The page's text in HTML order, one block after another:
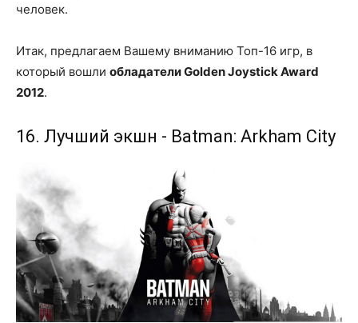
человек.
Итак, предлагаем Вашему вниманию Топ-16 игр, в
который вошли обладатели Golden Joystick Award
2012.
16. Лучший экшн - Batman: Arkham City